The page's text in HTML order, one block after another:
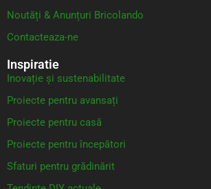
Noutăți & Anunțuri Bricolando
Contacteaza-ne
Inspiratie
Inovație și sustenabilitate
Proiecte pentru avansați
Proiecte pentru casă
Proiecte pentru începători
Sfaturi pentru grădinărit